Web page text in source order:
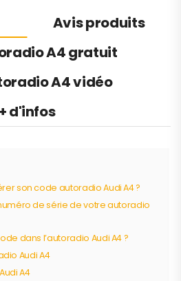
Avis produits
A4 gratuit
A4 vidéo
+ d'infos
son code autoradio Audi A4 ?
de série de votre autoradio
dans l’autoradio Audi A4 ?
Audi A4
A4